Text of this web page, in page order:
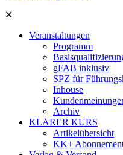
✕
Veranstaltungen
Programm
gFAB inklusiv
SPZ für
Inhouse
Archiv
KLARER KURS
Artikelübersicht
KK+